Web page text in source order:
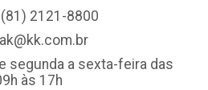
(81) 2121-8800
segunda a sexta-feira das
às 17h